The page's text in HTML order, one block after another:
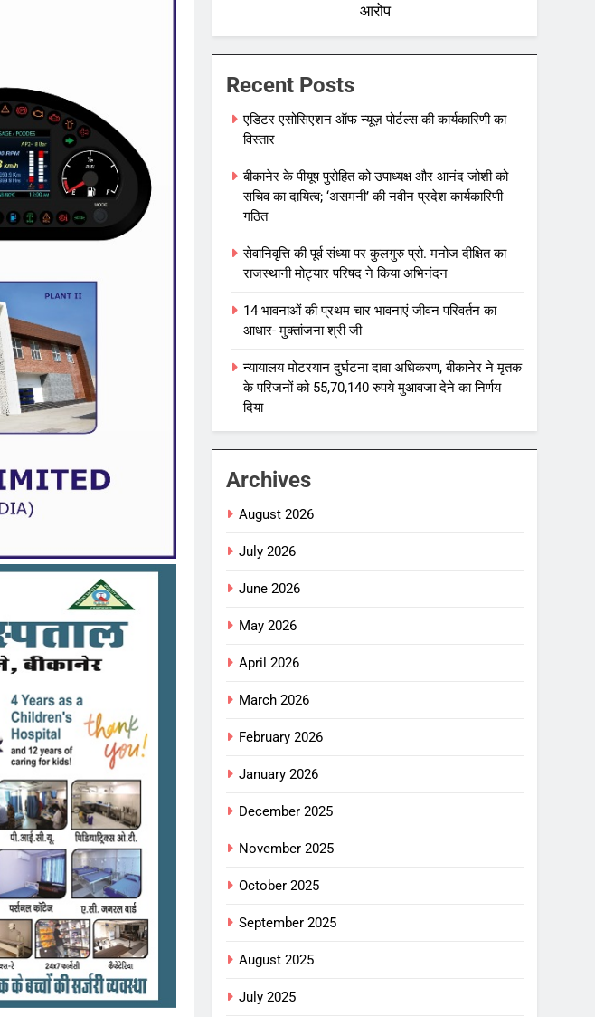
आरोप
Recent Posts
एडिटर एसोसिएशन ऑफ न्यूज़ पोर्टल्स की कार्यकारिणी का
विस्तार
बीकानेर के पीयूष पुरोहित को उपाध्यक्ष और आनंद जोशी को
सचिव का दायित्व; ‘असमनी’ की नवीन प्रदेश कार्यकारिणी
गठित
सेवानिवृत्ति की पूर्व संध्या पर कुलगुरु प्रो. मनोज दीक्षित का
राजस्थानी मोट्यार परिषद ने किया अभिनंदन
14 भावनाओं की प्रथम चार भावनाएं जीवन परिवर्तन का
आधार- मुक्तांजना श्री जी
न्यायालय मोटरयान दुर्घटना दावा अधिकरण, बीकानेर ने मृतक
के परिजनों को 55,70,140 रुपये मुआवजा देने का निर्णय
दिया
Archives
August 2026
July 2026
June 2026
May 2026
April 2026
March 2026
February 2026
January 2026
December 2025
November 2025
October 2025
September 2025
August 2025
July 2025